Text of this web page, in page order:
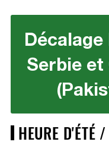
Serbie
HEURE D'ÉTÉ